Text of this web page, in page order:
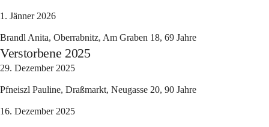
1. Jänner 2026
Brandl Anita, Oberrabnitz, Am Graben 18, 69 Jahre
Verstorbene 2025
29. Dezember 2025
Pfneiszl Pauline, Draßmarkt, Neugasse 20, 90 Jahre
16. Dezember 2025